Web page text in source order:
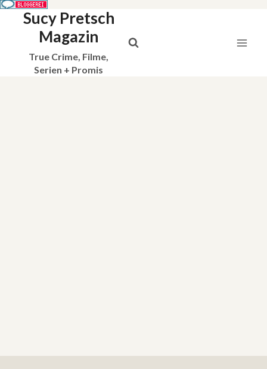
Sucy Pretsch
Magazin
True Crime, Filme,
Serien + Promis